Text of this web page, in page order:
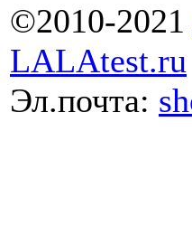
©2010-2021
LALAtest.ru
Эл.почта: